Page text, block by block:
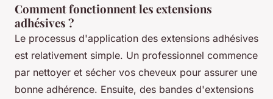
Comment fonctionnent les extensions
adhésives ?
Le processus d'application des extensions adhésives
est relativement simple. Un professionnel commence
par nettoyer et sécher vos cheveux pour assurer une
bonne adhérence. Ensuite, des bandes d'extensions